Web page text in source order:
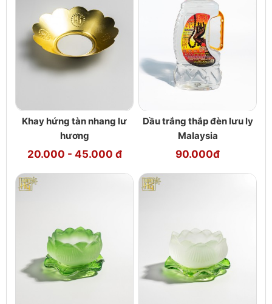
Khay hứng tàn nhang lư
hương
20.000 - 45.000 đ
Dầu trắng thắp đèn lưu ly
Malaysia
90.000đ